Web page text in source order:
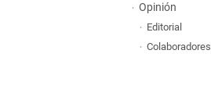
Opinión
Editorial
Colaboradores